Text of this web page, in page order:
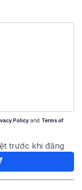
Policy and Terms of
trước khi đăng